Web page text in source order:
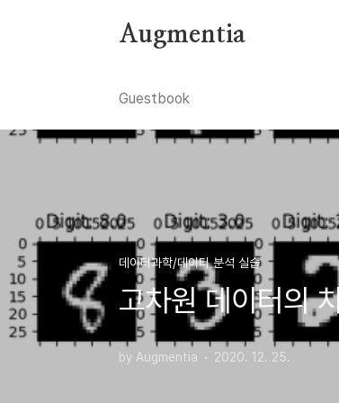
Augmentia
Guestbook
데이터과학/데이터 분석 실습
고차원 데이터의
by Augmentia 2020. 12. 25.